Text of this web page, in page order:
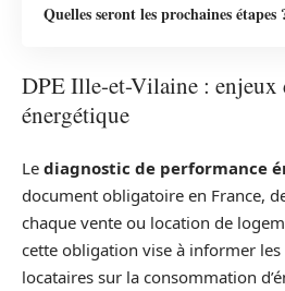
Quelles seront les prochaines étapes
DPE Ille-et-Vilaine : enjeux
énergétique
Le diagnostic de performance
document obligatoire en France,
chaque vente ou location de
cette obligation vise à informer
locataires sur la consommation